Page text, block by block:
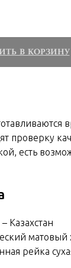
В КОРЗИНУ
проверку
есть
Казахстан
матовый
рейка